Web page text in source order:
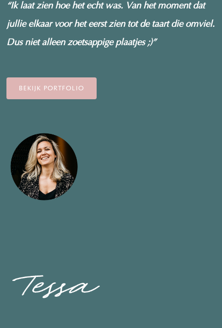
“Ik laat zien hoe het echt was. Van het moment dat
jullie elkaar voor het eerst zien tot de taart die omviel.
Dus niet alleen zoetsappige plaatjes ;)”
BEKIJK PORTFOLIO